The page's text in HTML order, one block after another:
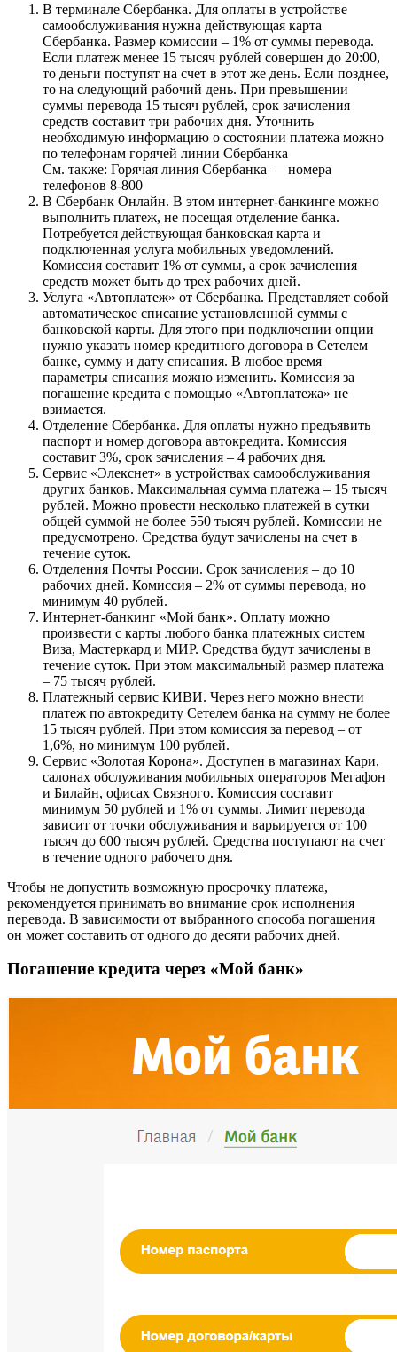
В терминале Сбербанка. Для оплаты в устройстве
самообслуживания нужна действующая карта
Сбербанка. Размер комиссии – 1% от суммы перевода.
Если платеж менее 15 тысяч рублей совершен до 20:00,
то деньги поступят на счет в этот же день. Если позднее,
то на следующий рабочий день. При превышении
суммы перевода 15 тысяч рублей, срок зачисления
средств составит три рабочих дня. Уточнить
необходимую информацию о состоянии платежа можно
по телефонам горячей линии Сбербанка
См. также: Горячая линия Сбербанка — номера
телефонов 8-800
В Сбербанк Онлайн. В этом интернет-банкинге можно
выполнить платеж, не посещая отделение банка.
Потребуется действующая банковская карта и
подключенная услуга мобильных уведомлений.
Комиссия составит 1% от суммы, а срок зачисления
средств может быть до трех рабочих дней.
Услуга «Автоплатеж» от Сбербанка. Представляет собой
автоматическое списание установленной суммы с
банковской карты. Для этого при подключении опции
нужно указать номер кредитного договора в Сетелем
банке, сумму и дату списания. В любое время
параметры списания можно изменить. Комиссия за
погашение кредита с помощью «Автоплатежа» не
взимается.
Отделение Сбербанка. Для оплаты нужно предъявить
паспорт и номер договора автокредита. Комиссия
составит 3%, срок зачисления – 4 рабочих дня.
Сервис «Элекснет» в устройствах самообслуживания
других банков. Максимальная сумма платежа – 15 тысяч
рублей. Можно провести несколько платежей в сутки
общей суммой не более 550 тысяч рублей. Комиссии не
предусмотрено. Средства будут зачислены на счет в
течение суток.
Отделения Почты России. Срок зачисления – до 10
рабочих дней. Комиссия – 2% от суммы перевода, но
минимум 40 рублей.
Интернет-банкинг «Мой банк». Оплату можно
произвести с карты любого банка платежных систем
Виза, Мастеркард и МИР. Средства будут зачислены в
течение суток. При этом максимальный размер платежа
– 75 тысяч рублей.
Платежный сервис КИВИ. Через него можно внести
платеж по автокредиту Сетелем банка на сумму не более
15 тысяч рублей. При этом комиссия за перевод – от
1,6%, но минимум 100 рублей.
Сервис «Золотая Корона». Доступен в магазинах Кари,
салонах обслуживания мобильных операторов Мегафон
и Билайн, офисах Связного. Комиссия составит
минимум 50 рублей и 1% от суммы. Лимит перевода
зависит от точки обслуживания и варьируется от 100
тысяч до 600 тысяч рублей. Средства поступают на счет
в течение одного рабочего дня.
Чтобы не допустить возможную просрочку платежа,
рекомендуется принимать во внимание срок исполнения
перевода. В зависимости от выбранного способа погашения
он может составить от одного до десяти рабочих дней.
Погашение кредита через «Мой банк»